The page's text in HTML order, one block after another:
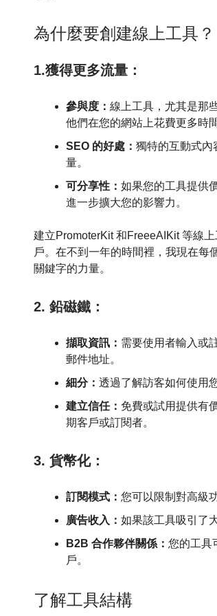
為什麼要創建線上工具？
1.獲得更多流量：
參與度： 線上工具，尤其是那
他們在您的網站上花費更多時間
SEO 的好處： 獨特的互動式內
量。
可分享性： 如果您的工具提供
進一步擴大您的影響力。
建立PromoterKit 和FreeeAIKit 等線
戶。在不到一年的時間裡，我現在每
關鍵字的力量。
2. 鉛磁鐵：
擷取資訊： 需要使用者輸入或
郵件地址。
細分： 透過了解訪客如何使用
建立信任： 免費或試用提供有
期客戶或訂閱者。
3. 貨幣化：
訂閱模式： 您可以限制對高級
廣告收入： 如果該工具吸引了
B2B 合作夥伴關係： 您的工具
戶。
了解工具結構